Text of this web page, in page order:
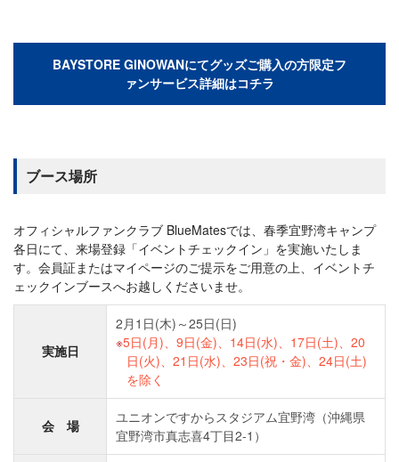
BAYSTORE GINOWANにてグッズご購入の方限定フ
ァンサービス詳細はコチラ
ブース場所
オフィシャルファンクラブ BlueMatesでは、春季宜野湾キャンプ
各日にて、来場登録「イベントチェックイン」を実施いたしま
す。会員証またはマイページのご提示をご用意の上、イベントチ
ェックインブースへお越しくださいませ。
実施日
2月1日(木)～25日(日)
5日(月)、9日(金)、14日(水)、17日(土)、20
日(火)、21日(水)、23日(祝・金)、24日(土)
を除く
会 場
ユニオンですからスタジアム宜野湾（沖縄県
宜野湾市真志喜4丁目2-1）